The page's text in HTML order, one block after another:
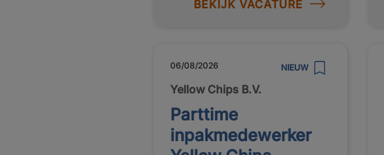
BEKIJK VACATURE
06/08/2026 NIEUW
Yellow Chips B.V.
Parttime
inpakmedewerker